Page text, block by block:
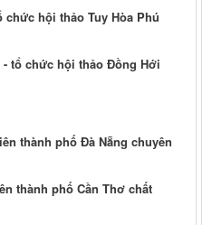
hội thảo Tuy Hòa Phú
tổ chức hội thảo Đồng Hới
thành phố Đà Nẵng chuyên
thành phố Cần Thơ chất